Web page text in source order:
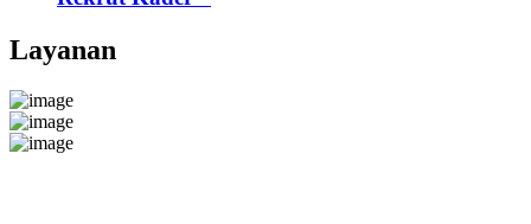
Layanan